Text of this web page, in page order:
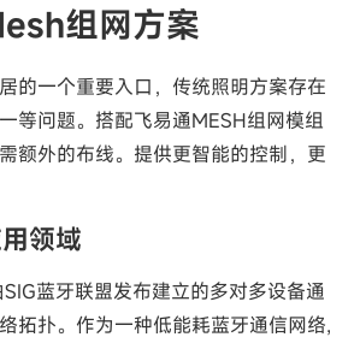
组网方案
的一个重要入口，传统照明方案存在
等问题。搭配飞易通MESH组网模组
额外的布线。提供更智能的控制，更
领域
蓝牙联盟发布建立的多对多设备通
拓扑。作为一种低能耗蓝牙通信网络,